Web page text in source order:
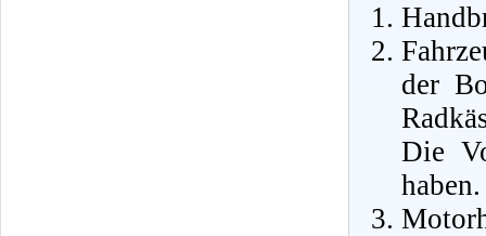
der
Die
haben.